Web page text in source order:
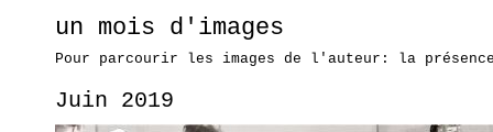
un mois d'images
Pour parcourir les images de l'auteur: la
Juin 2019